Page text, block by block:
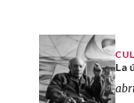
La